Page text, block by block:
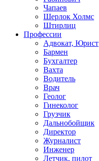
Чапаев
Шерлок Холмс
Штирлиц
Профессии
Адвокат, Юрист
Бармен
Бухгалтер
Вахта
Водитель
Врач
Геолог
Гинеколог
Грузчик
Дальнобойщик
Директор
Журналист
Инженер
Летчик, пилот